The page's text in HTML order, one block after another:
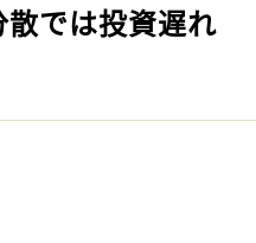
では投資遅れ